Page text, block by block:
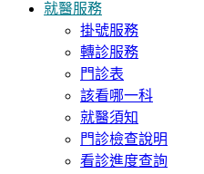
就醫服務
掛號服務
轉診服務
門診表
該看哪一科
就醫須知
門診檢查說明
看診進度查詢